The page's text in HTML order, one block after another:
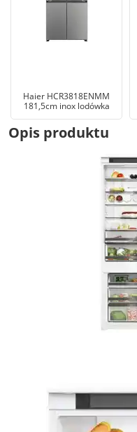
Haier HCR3818ENMM
181,5cm inox lodówka
Opis produktu